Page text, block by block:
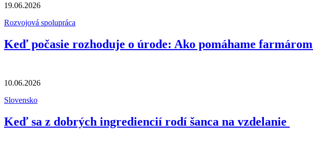
19.06.2026
Rozvojová spolupráca
Keď počasie rozhoduje o úrode: Ako pomáhame
10.06.2026
Slovensko
Keď sa z dobrých ingrediencií rodí šanca na vzdelanie